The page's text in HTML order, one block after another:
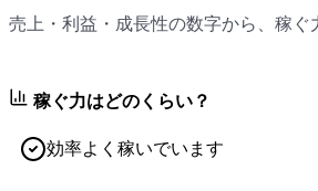
売上・利益・成長性の数字から、稼ぐ
稼ぐ力はどのくらい？
効率よく稼いでいます